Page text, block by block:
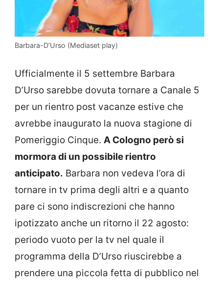
Barbara-D’Urso (Mediaset play)
Ufficialmente il 5 settembre Barbara
D’Urso sarebbe dovuta tornare a Canale 5
per un rientro post vacanze estive che
avrebbe inaugurato la nuova stagione di
Pomeriggio Cinque. A Cologno però si
mormora di un possibile rientro
anticipato. Barbara non vedeva l’ora di
tornare in tv prima degli altri e a quanto
pare ci sono indiscrezioni che hanno
ipotizzato anche un ritorno il 22 agosto:
periodo vuoto per la tv nel quale il
programma della D’Urso riuscirebbe a
prendere una piccola fetta di pubblico nel